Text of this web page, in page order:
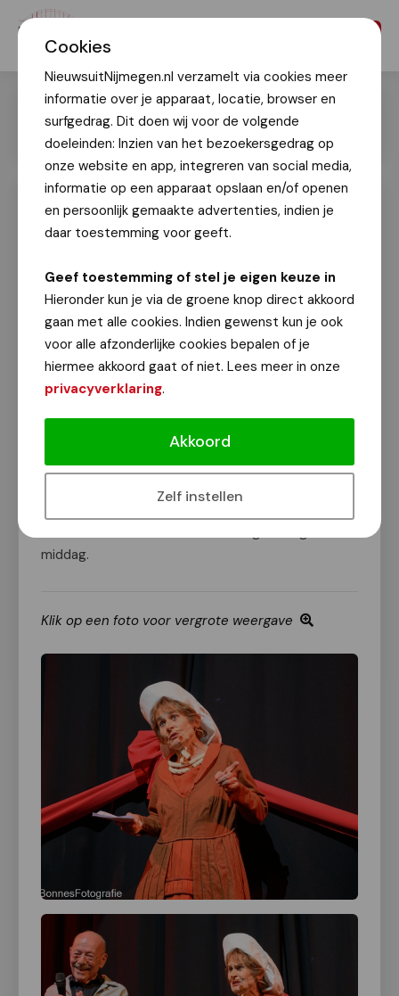
Cookies
NieuwsuitNijmegen.nl verzamelt via cookies meer
informatie over je apparaat, locatie, browser en
surfgedrag. Dit doen wij voor de volgende
doeleinden: Inzien van het bezoekersgedrag op
onze website en app, integreren van social media,
informatie op een apparaat opslaan en/of openen
en persoonlijk gemaakte advertenties, indien je
daar toestemming voor geeft.
Geef toestemming of stel je eigen keuze in
Hieronder kun je via de groene knop direct akkoord
gaan met alle cookies. Indien gewenst kun je ook
voor alle afzonderlijke cookies bepalen of je
hiermee akkoord gaat of niet. Lees meer in onze
privacyverklaring.
Akkoord
Zelf instellen
Première Nije Nimweegse Revue: een
ode aan Nijmegen en z'n dialect
Op zaterdag 10 mei was burgemeester Bruls
aanwezig tijdens de 'Nije Nimweegse Revue' in het
Lindenberg Cultuurhuis. Dit is een initiatief van
Theo Coumans en is een caleidoscoop van
Nijmeegse liedjes, verhalen en andere kunstuitingen
met Nijmegen en haar dialect in de hoofdrol.
smartlappen tot rap, van ‘De Grote Nimweegse Nie
Nuilen Quiz’ tot een mini-college Nimweegs
middag.
Klik op een foto voor vergrote weergave